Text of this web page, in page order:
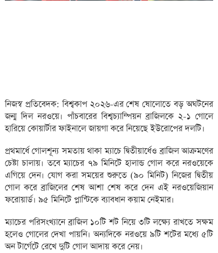
নিজস্ব প্রতিবেদক: বিশ্বকাপ ২০২৬-এর শেষ ষোলোতে বড় অঘটনের
জন্ম দিল নরওয়ে। পাঁচবারের বিশ্বচ্যাম্পিয়ন ব্রাজিলকে ২-১ গোলে
হারিয়ে কোয়ার্টার ফাইনালে জায়গা করে নিয়েছে ইউরোপের দলটি।
প্রথমার্ধে গোলশূন্য সমতায় থাকা ম্যাচে দ্বিতীয়ার্ধেও ব্রাজিল আক্রমণের
চেষ্টা চালায়। তবে ম্যাচের ৭৯ মিনিটে হালান্ড গোল করে নরওয়েকে
এগিয়ে দেন। যোগ করা সময়ের শুরুতে (৯০ মিনিট) নিজের দ্বিতীয়
গোল করে ব্রাজিলের শেষ আশা শেষ করে দেন এই নরওয়েজিয়ান
ফরোয়ার্ড। ৯৫ মিনিটে প্লান্টিকে ব্যাবধান কয়াম নেইমার।
ম্যাচের পরিসংখ্যানে ব্রাজিল ১০টি শট নিয়ে ৩টি লক্ষ্যে রাখতে সক্ষম
হলেও গোলের দেখা পায়নি। অন্যদিকে নরওয়ে ৯টি শটের মধ্যে ৫টি
অন টার্গেটে রেখে দুটি গোল আদায় করে নেয়।